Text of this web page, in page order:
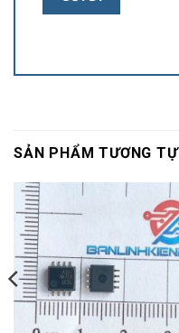
SẢN PHẨM TƯƠNG TỰ